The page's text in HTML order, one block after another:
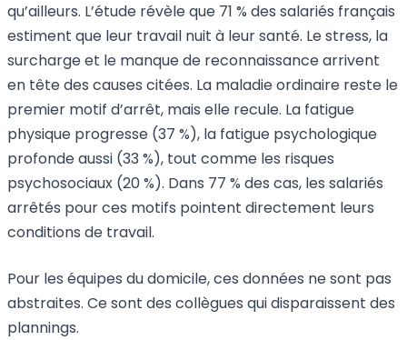
qu’ailleurs. L’étude révèle que 71 % des salariés français
estiment que leur travail nuit à leur santé. Le stress, la
surcharge et le manque de reconnaissance arrivent
en tête des causes citées. La maladie ordinaire reste le
premier motif d’arrêt, mais elle recule. La fatigue
physique progresse (37 %), la fatigue psychologique
profonde aussi (33 %), tout comme les risques
psychosociaux (20 %). Dans 77 % des cas, les salariés
arrêtés pour ces motifs pointent directement leurs
conditions de travail.
Pour les équipes du domicile, ces données ne sont pas
abstraites. Ce sont des collègues qui disparaissent des
plannings.